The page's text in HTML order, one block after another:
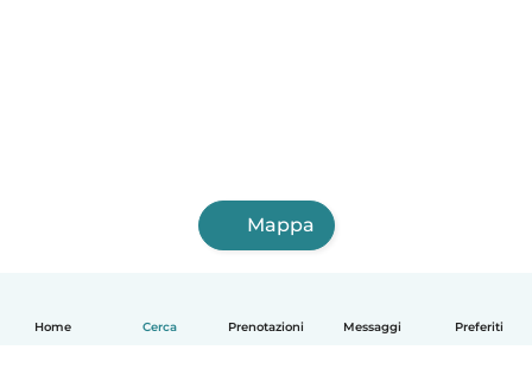
Home Cerca Prenotazioni Messaggi Preferiti
Mappa